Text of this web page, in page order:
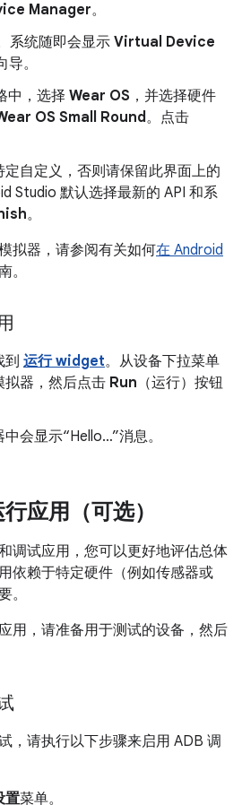
Manager。
系统随即会显示 Virtual Device
导。
中，选择 Wear OS ，并选择硬件
OS Small Round。点击
定自定义，否则请保留此界面上的
Studio 默认选择最新的 API 和系
。
拟器，请参阅有关如何在 Android
。
到 运行 widget。从设备下拉菜单
拟器，然后点击 Run （运行）按钮
会显示“Hello…”消息。
应用（可选）
调试应用，您可以更好地评估总体
依赖于特定硬件（例如传感器或
。
用，请准备用于测试的设备，然后
，请执行以下步骤来启用 ADB 调
置菜单。